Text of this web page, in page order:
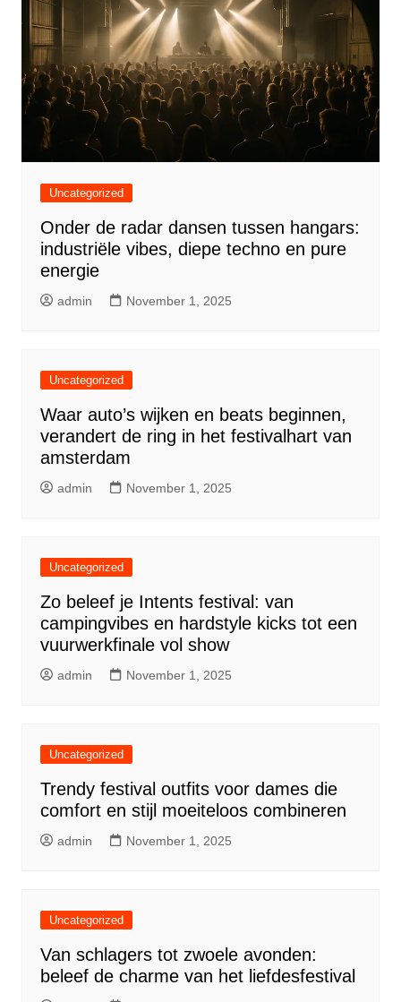
Uncategorized
Onder de radar dansen tussen hangars:
industriële vibes, diepe techno en pure
energie
admin November 1, 2025
Uncategorized
Waar auto’s wijken en beats beginnen,
verandert de ring in het festivalhart van
amsterdam
admin November 1, 2025
Uncategorized
Zo beleef je Intents festival: van
campingvibes en hardstyle kicks tot een
vuurwerkfinale vol show
admin November 1, 2025
Uncategorized
Trendy festival outfits voor dames die
comfort en stijl moeiteloos combineren
admin November 1, 2025
Uncategorized
Van schlagers tot zwoele avonden:
beleef de charme van het liefdesfestival